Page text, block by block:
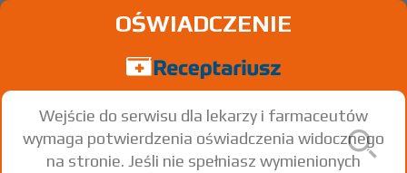
OŚWIADCZENIE
Wejście do serwisu dla lekarzy i farmaceutów
wymaga potwierdzenia oświadczenia widocznego
na stronie. Jeśli nie spełniasz wymienionych